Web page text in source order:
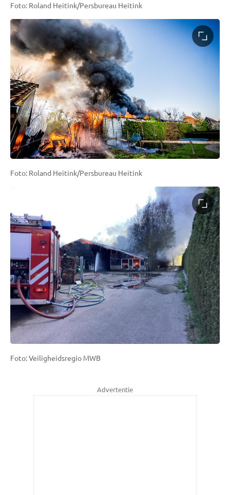
Foto: Roland Heitink/Persbureau Heitink
Foto: Roland Heitink/Persbureau Heitink
Foto: Veiligheidsregio MWB
Advertentie